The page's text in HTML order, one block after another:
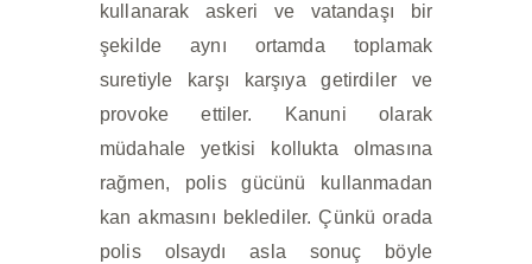
kullanarak askeri ve vatandaşı bir
şekilde aynı ortamda toplamak
suretiyle karşı karşıya getirdiler ve
provoke ettiler. Kanuni olarak
müdahale yetkisi kollukta olmasına
rağmen, polis gücünü kullanmadan
kan akmasını beklediler. Çünkü orada
polis olsaydı asla sonuç böyle